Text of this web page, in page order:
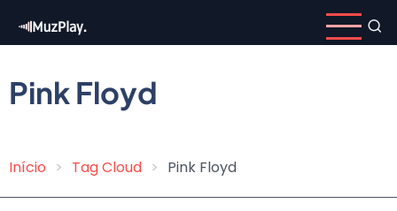
para
conteúdo
principal
Pink Floyd
Trilha
Início Tag Cloud Pink Floyd